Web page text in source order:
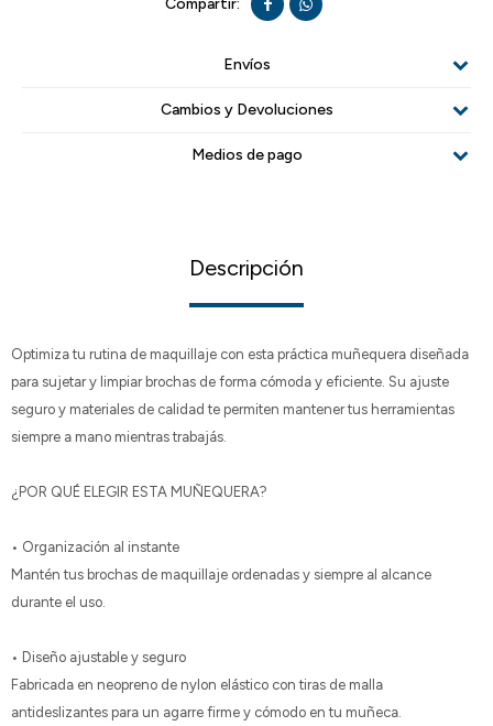
 
Envíos
Cambios y Devoluciones
Medios de pago
Descripción
Optimiza tu rutina de maquillaje con esta práctica muñequera diseñada
para sujetar y limpiar brochas de forma cómoda y eficiente. Su ajuste
seguro y materiales de calidad te permiten mantener tus herramientas
siempre a mano mientras trabajás.
¿POR QUÉ ELEGIR ESTA MUÑEQUERA?
• Organización al instante
Mantén tus brochas de maquillaje ordenadas y siempre al alcance
durante el uso.
• Diseño ajustable y seguro
Fabricada en neopreno de nylon elástico con tiras de malla
antideslizantes para un agarre firme y cómodo en tu muñeca.